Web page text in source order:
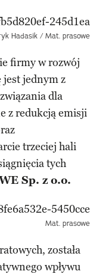
Hadasik / Mat. prasowe
firmy w rozwój
jest jednym z
dla
z redukcją emisji
trzeciej hali
tych
Sp. z o.o.
Mat. prasowe
została
wpływu